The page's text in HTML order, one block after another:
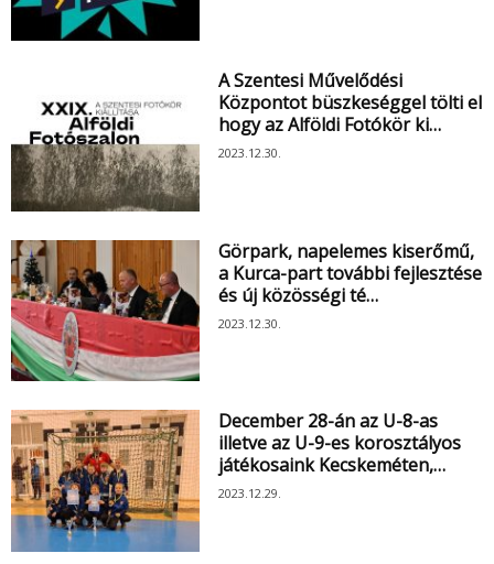
A Szentesi Művelődési
Központot büszkeséggel tölti el
hogy az Alföldi Fotókör ki…
2023.12.30.
Görpark, napelemes kiserőmű,
a Kurca-part további fejlesztése
és új közösségi té…
2023.12.30.
December 28-án az U-8-as
illetve az U-9-es korosztályos
játékosaink Kecskeméten,…
2023.12.29.